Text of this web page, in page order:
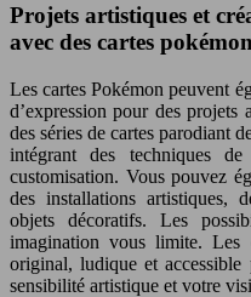
Projets artistiques et
avec des cartes pokémon
Les cartes Pokémon peuvent
d’expression pour des
des séries de cartes parodiant
intégrant des techniques
customisation. Vous pouvez
des installations artistiques,
objets décoratifs. Les
imagination vous limite. Les
original, ludique et
sensibilité artistique et votre